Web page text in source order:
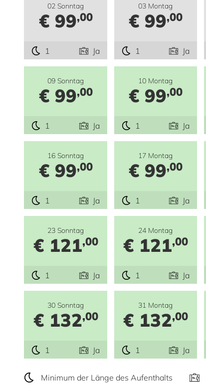
02 Sonntag
€ 99,00
1 Ja
03 Montag
€ 99,00
1 Ja
09 Sonntag
€ 99,00
1 Ja
10 Montag
€ 99,00
1 Ja
16 Sonntag
€ 99,00
1 Ja
17 Montag
€ 99,00
1 Ja
23 Sonntag
€ 121,00
1 Ja
24 Montag
€ 121,00
1 Ja
30 Sonntag
€ 132,00
1 Ja
31 Montag
€ 132,00
1 Ja
Minimum der Länge des Aufenthalts